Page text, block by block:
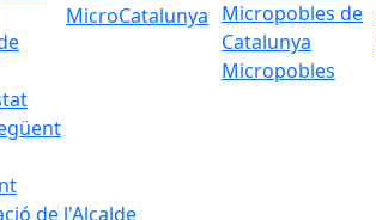
MicroCatalunya
Micropobles
de l'Alcalde